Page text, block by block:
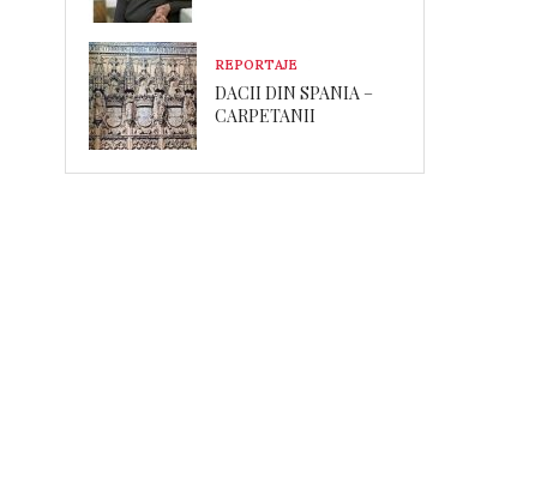
REPORTAJE
DACII DIN SPANIA –
CARPETANII